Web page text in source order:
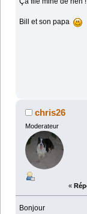
Bill et son papa
chris26
Moderateur
«
Bonjour